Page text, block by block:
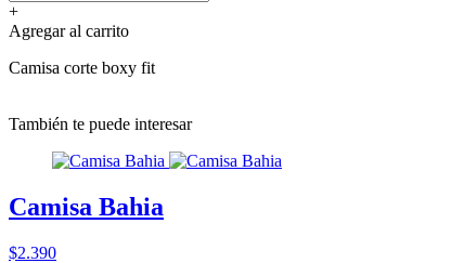
+
Agregar al carrito
Camisa corte boxy fit
También te puede interesar
Camisa Bahia
$2.390